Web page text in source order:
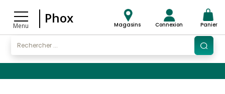
Menu
Phox Magasins Connexion Panier